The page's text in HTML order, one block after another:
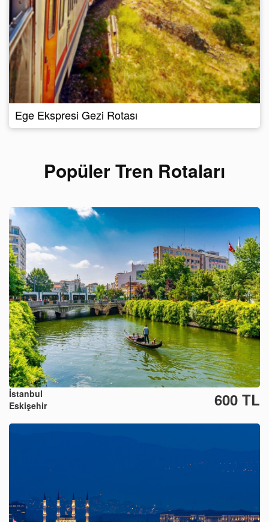
Ege Ekspresi Gezi Rotası
Popüler Tren Rotaları
İstanbul
Eskişehir
600 TL